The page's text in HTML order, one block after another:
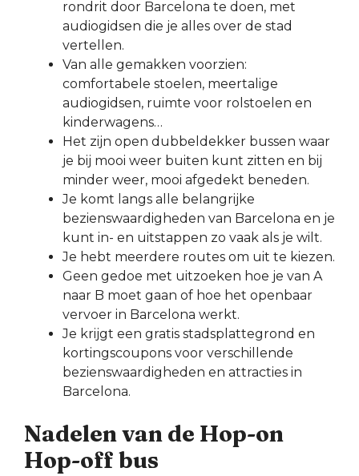
rondrit door Barcelona te doen, met
audiogidsen die je alles over de stad
vertellen.
Van alle gemakken voorzien:
comfortabele stoelen, meertalige
audiogidsen, ruimte voor rolstoelen en
kinderwagens…
Het zijn open dubbeldekker bussen waar
je bij mooi weer buiten kunt zitten en bij
minder weer, mooi afgedekt beneden.
Je komt langs alle belangrijke
bezienswaardigheden van Barcelona en je
kunt in- en uitstappen zo vaak als je wilt.
Je hebt meerdere routes om uit te kiezen.
Geen gedoe met uitzoeken hoe je van A
naar B moet gaan of hoe het openbaar
vervoer in Barcelona werkt.
Je krijgt een gratis stadsplattegrond en
kortingscoupons voor verschillende
bezienswaardigheden en attracties in
Barcelona.
Nadelen van de Hop-on
Hop-off bus